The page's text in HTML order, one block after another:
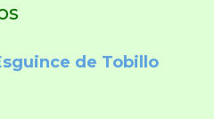
de Tobillo